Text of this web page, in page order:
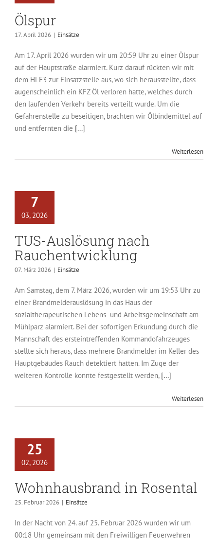
Ölspur
17. April 2026 | Einsätze
Am 17. April 2026 wurden wir um 20:59 Uhr zu einer Ölspur
auf der Hauptstraße alarmiert. Kurz darauf rückten wir mit
dem HLF3 zur Einsatzstelle aus, wo sich herausstellte, dass
augenscheinlich ein KFZ Öl verloren hatte, welches durch
den laufenden Verkehr bereits verteilt wurde. Um die
Gefahrenstelle zu beseitigen, brachten wir Ölbindemittel auf
und entfernten die [...]
Weiterlesen
7
03, 2026
TUS-Auslösung nach
Rauchentwicklung
07. März 2026 | Einsätze
Am Samstag, dem 7. März 2026, wurden wir um 19:53 Uhr zu
einer Brandmelderauslösung in das Haus der
sozialtherapeutischen Lebens- und Arbeitsgemeinschaft am
Mühlparz alarmiert. Bei der sofortigen Erkundung durch die
Mannschaft des ersteintreffenden Kommandofahrzeuges
stellte sich heraus, dass mehrere Brandmelder im Keller des
Hauptgebäudes Rauch detektiert hatten. Im Zuge der
weiteren Kontrolle konnte festgestellt werden, [...]
Weiterlesen
25
02, 2026
Wohnhausbrand in Rosental
25. Februar 2026 | Einsätze
In der Nacht von 24. auf 25. Februar 2026 wurden wir um
00:18 Uhr gemeinsam mit den Freiwilligen Feuerwehren